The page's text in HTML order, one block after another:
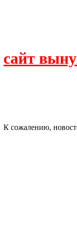
сайт
К сожалению,